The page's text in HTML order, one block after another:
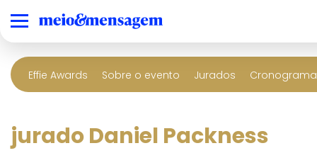
Effie Awards Sobre o evento Jurados
jurado Daniel Packness